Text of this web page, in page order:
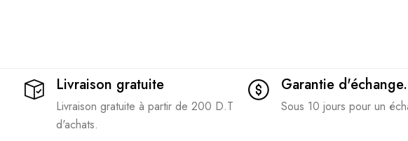
Livraison gratuite
Livraison gratuite à partir de 200 D.T
d'achats.
Garantie d'échange.
Sous 10 jours pour un